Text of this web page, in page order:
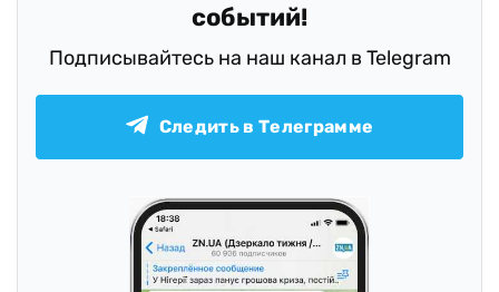
событий!
Подписывайтесь на наш канал в Telegram
Следить в Телеграмме